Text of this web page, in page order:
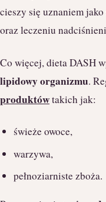
cieszy się uznaniem
oraz leczeniu
Co więcej, dieta DASH
lipidowy organizmu.
produktówtakich jak:
świeże owoce,
warzywa,
pełnoziarniste zboża.